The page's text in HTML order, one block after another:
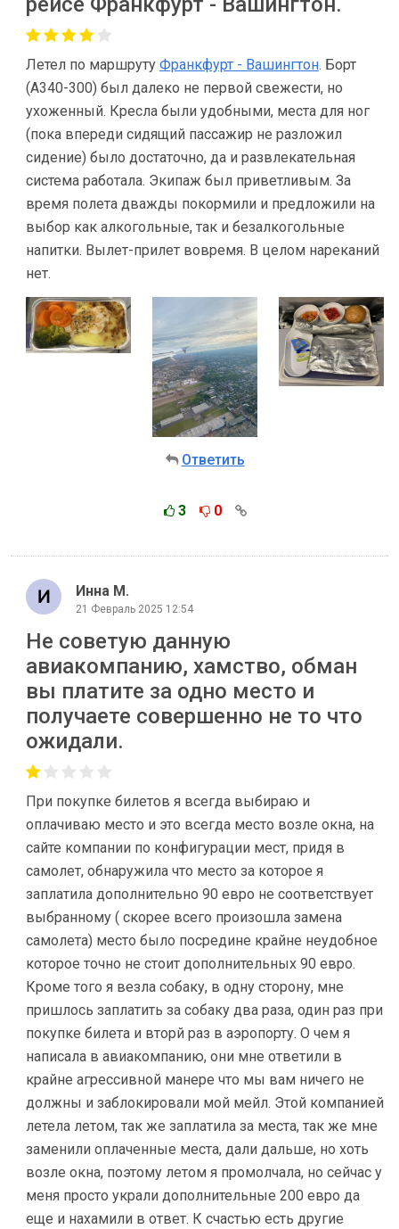
Летел по маршруту Франкфурт - Вашингтон. Борт
(А340-300) был далеко не первой свежести, но
ухоженный. Кресла были удобными, места для ног
(пока впереди сидящий пассажир не разложил
сидение) было достаточно, да и развлекательная
система работала. Экипаж был приветливым. За
время полета дважды покормили и предложили на
выбор как алкогольные, так и безалкогольные
напитки. Вылет-прилет вовремя. В целом нареканий
нет.
Ответить
3 0
Инна М.
21 Февраль 2025 12:54
Не советую данную
авиакомпанию, хамство, обман
вы платите за одно место и
получаете совершенно не то что
ожидали.
При покупке билетов я всегда выбираю и
оплачиваю место и это всегда место возле окна, на
сайте компании по конфигурации мест, придя в
самолет, обнаружила что место за которое я
заплатила дополнительно 90 евро не соответствует
выбранному ( скорее всего произошла замена
самолета) место было посредине крайне неудобное
которое точно не стоит дополнительных 90 евро.
Кроме того я везла собаку, в одну сторону, мне
пришлось заплатить за собаку два раза, один раз при
покупке билета и вторй раз в аэропорту. О чем я
написала в авиакомпанию, они мне ответили в
крайне агрессивной манере что мы вам ничего не
должны и заблокировали мой мейл. Этой компанией
летела летом, так же заплатила за места, так же мне
заменили оплаченные места, дали дальше, но хоть
возле окна, поэтому летом я промолчала, но сейчас у
меня просто украли дополнительные 200 евро да
еще и нахамили в ответ. К счастью есть другие